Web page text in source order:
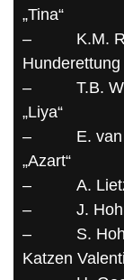
„Tina“
–
K.M.
Hunderettung
–
T.B.
„Liya“
–
E.
„Azart“
–
A.
–
J.
–
S.
Katzen